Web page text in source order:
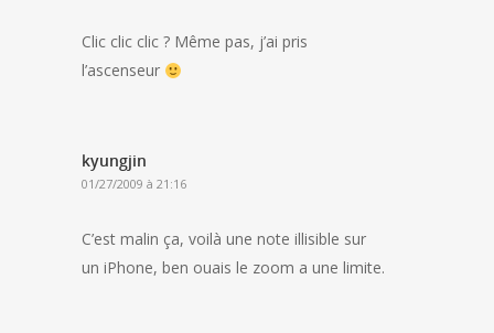
Clic clic clic ? Même pas, j’ai pris
l’ascenseur
kyungjin
01/27/2009 à 21:16
C’est malin ça, voilà une note illisible sur
un iPhone, ben ouais le zoom a une limite.